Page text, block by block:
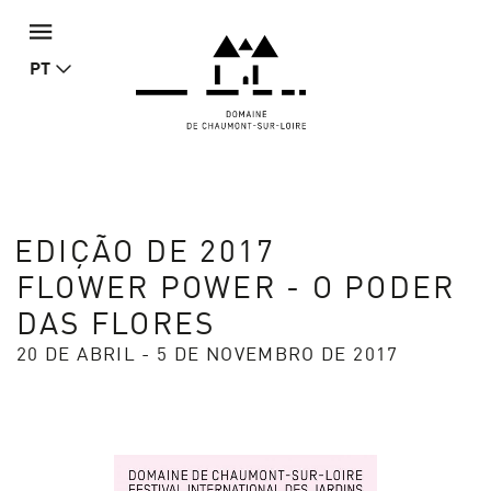
PT
EDIÇÃO DE 2017
FLOWER POWER - O PODER
DAS FLORES
20 DE ABRIL - 5 DE NOVEMBRO DE 2017